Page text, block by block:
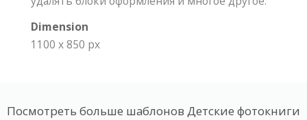
Dimension
1100 x 850 px
Посмотреть больше шаблонов Детские фотокниги